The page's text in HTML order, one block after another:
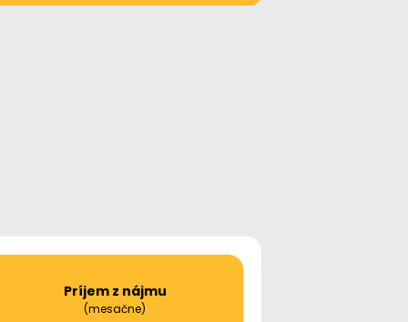
Príjem z nájmu
(mesačne)